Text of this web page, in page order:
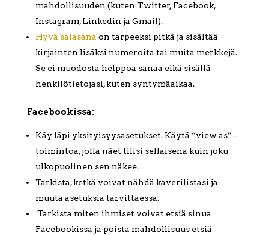
mahdollisuuden (kuten Twitter, Facebook,
Instagram, Linkedin ja Gmail).
Hyvä salasana on tarpeeksi pitkä ja sisältää
kirjainten lisäksi numeroita tai muita merkkejä.
Se ei muodosta helppoa sanaa eikä sisällä
henkilötietojasi, kuten syntymäaikaa.
Facebookissa:
Käy läpi yksityisyysasetukset. Käytä “view as” -
toimintoa, jolla näet tilisi sellaisena kuin joku
ulkopuolinen sen näkee.
Tarkista, ketkä voivat nähdä kaverilistasi ja
muuta asetuksia tarvittaessa.
Tarkista miten ihmiset voivat etsiä sinua
Facebookissa ja poista mahdollisuus etsiä